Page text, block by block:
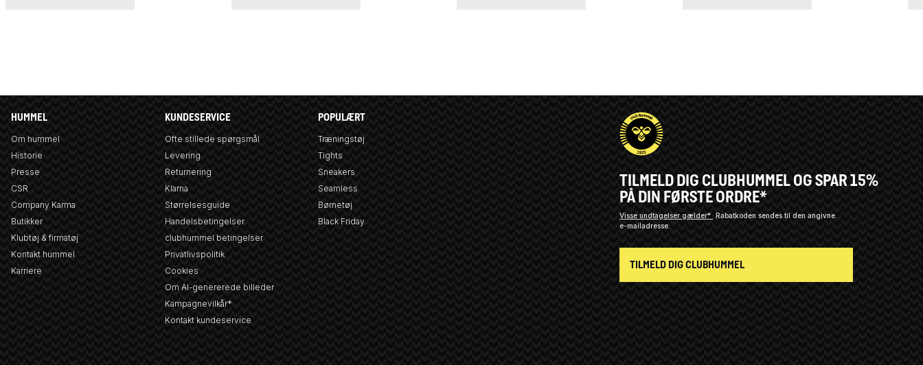
HUMMEL
Om hummel
Historie
Presse
CSR
Company Karma
Butikker
Klubtøj & firmatøj
Kontakt hummel
Karriere
KUNDESERVICE
Ofte stillede spørgsmål
Levering
Returnering
Klarna
Størrelsesguide
Handelsbetingelser
clubhummel betingelser
Privatlivspolitik
Cookies
Om AI-genererede billeder
Kampagnevilkår*
Kontakt kundeservice
POPULÆRT
Træningstøj
Tights
Sneakers
Seamless
Børnetøj
Black Friday
TILMELD DIG CLUBHUMMEL OG SPAR 15%
PÅ DIN FØRSTE ORDRE*
Visse undtagelser gælder*
Rabatkoden sendes til den angivne
e-mailadresse.
TILMELD DIG CLUBHUMMEL